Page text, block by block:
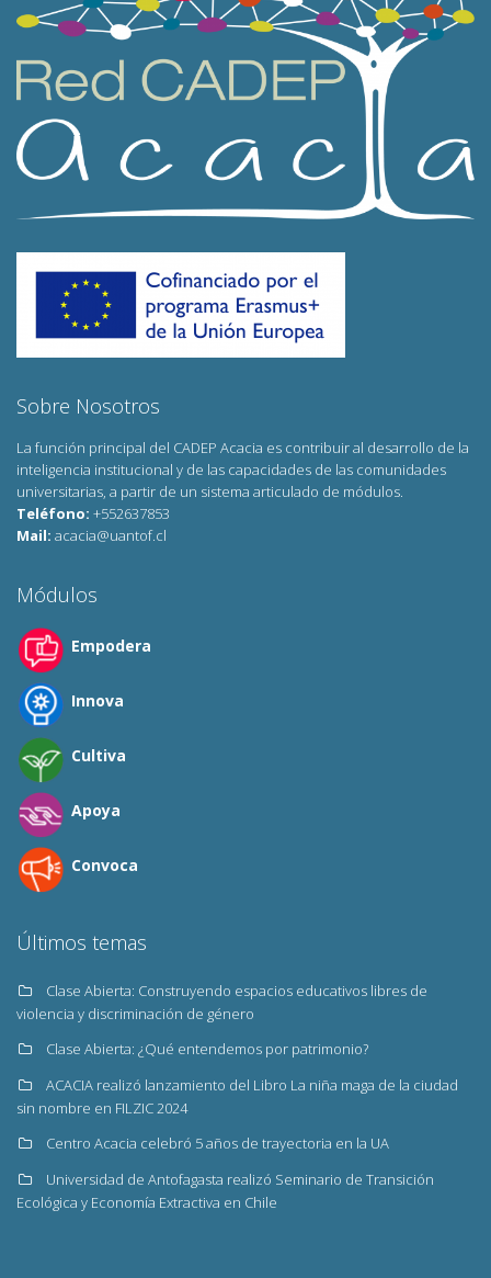
Sobre Nosotros
La función principal del CADEP Acacia es contribuir al desarrollo de la
inteligencia institucional y de las capacidades de las comunidades
universitarias, a partir de un sistema articulado de módulos.
Teléfono: +552637853
Mail: acacia@uantof.cl
Módulos
Empodera
Innova
Cultiva
Apoya
Convoca
Últimos temas
Clase Abierta: Construyendo espacios educativos libres de
violencia y discriminación de género
Clase Abierta: ¿Qué entendemos por patrimonio?
ACACIA realizó lanzamiento del Libro La niña maga de la ciudad
sin nombre en FILZIC 2024
Centro Acacia celebró 5 años de trayectoria en la UA
Universidad de Antofagasta realizó Seminario de Transición
Ecológica y Economía Extractiva en Chile